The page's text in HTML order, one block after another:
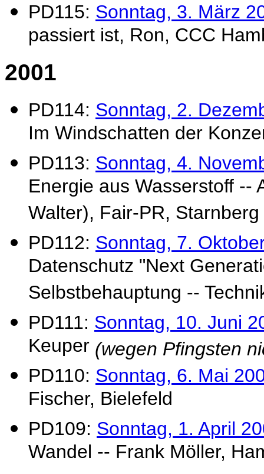
PD115: Sonntag, 3. März
passiert ist, Ron, CCC
2001
PD114: Sonntag, 2.
Im Windschatten der
PD113: Sonntag, 4.
Energie aus Wasserstoff --
Walter), Fair-PR, Starnberg
PD112: Sonntag, 7.
Datenschutz "Next
Selbstbehauptung --
PD111: Sonntag, 10. Juni
Keuper (wegen Pfingsten
PD110: Sonntag, 6. Mai
Fischer, Bielefeld
PD109: Sonntag, 1. April
Wandel -- Frank Möller,